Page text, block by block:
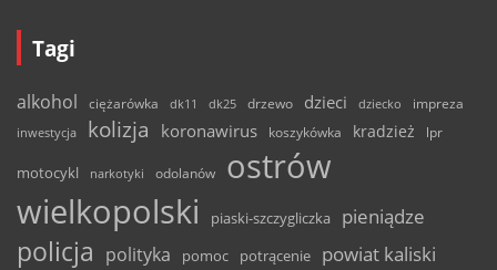
Tagi
alkohol ciężarówka dk11 dk25 drzewo dzieci dziecko
impreza
inwestycja
kolizja koronawirus koszykówka kradzież lpr
motocykl narkotyki odolanów
ostrów
wielkopolski
piaski-szczygliczka pieniądze
policja polityka pomoc potrącenie powiat kaliski